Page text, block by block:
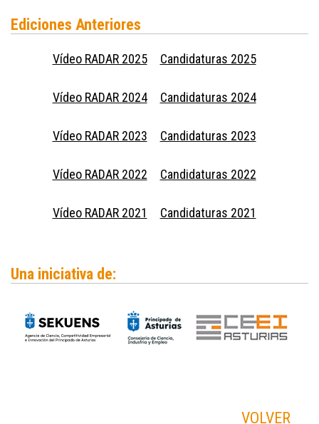
Ediciones Anteriores
Vídeo RADAR 2025 Candidaturas 2025
Vídeo RADAR 2024 Candidaturas 2024
Vídeo RADAR 2023 Candidaturas 2023
Vídeo RADAR 2022 Candidaturas 2022
Vídeo RADAR 2021 Candidaturas 2021
Una iniciativa de:
VOLVER